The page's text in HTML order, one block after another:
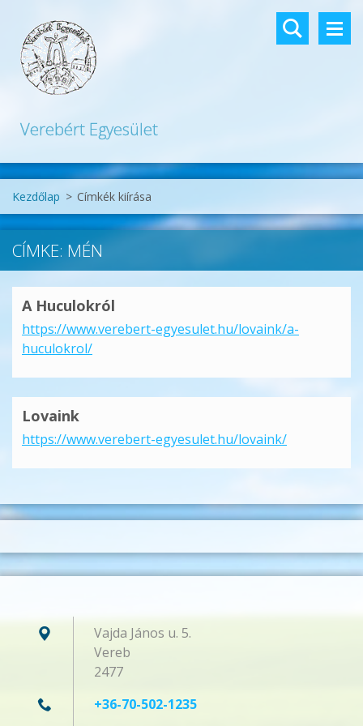
Verebért Egyesület
Kezdőlap > Címkék kiírása
CÍMKE: MÉN
A Huculokról
https://www.verebert-egyesulet.hu/lovaink/a-
huculokrol/
Lovaink
https://www.verebert-egyesulet.hu/lovaink/
Vajda János u. 5.
Vereb
2477
+36-70-502-1235